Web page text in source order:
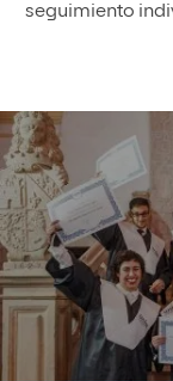
seguimiento